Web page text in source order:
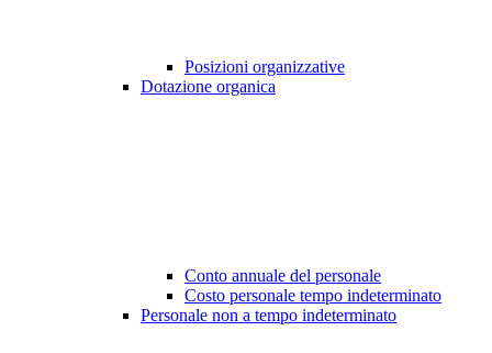
Posizioni organizzative
Dotazione organica
Conto annuale del personale
Costo personale tempo indeterminato
Personale non a tempo indeterminato